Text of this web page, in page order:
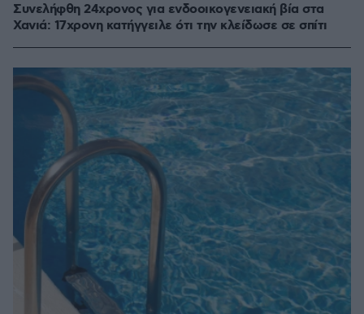
Συνελήφθη 24χρονος για ενδοοικογενειακή βία στα
Χανιά: 17χρονη κατήγγειλε ότι την κλείδωσε σε σπίτι